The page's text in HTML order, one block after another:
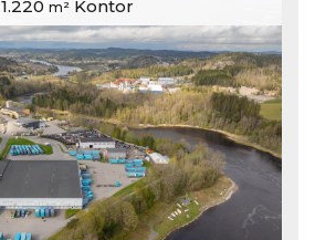
1.220 m² Kontor